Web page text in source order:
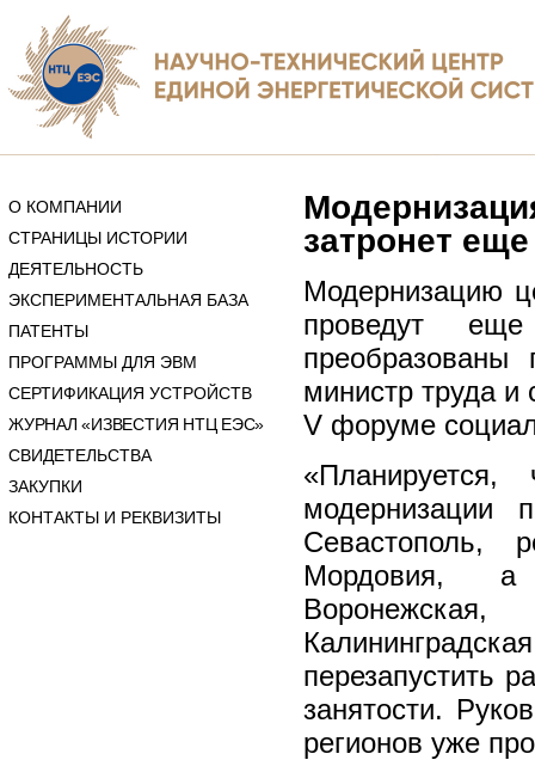
О КОМПАНИИ
СТРАНИЦЫ ИСТОРИИ
ДЕЯТЕЛЬНОСТЬ
ЭКСПЕРИМЕНТАЛЬНАЯ БАЗА
ПАТЕНТЫ
ПРОГРАММЫ ДЛЯ ЭВМ
СЕРТИФИКАЦИЯ УСТРОЙСТВ
ЖУРНАЛ «ИЗВЕСТИЯ НТЦ ЕЭС»
СВИДЕТЕЛЬСТВА
ЗАКУПКИ
КОНТАКТЫ И РЕКВИЗИТЫ
затронет
Модернизацию
проведут
министр труда
V форуме
модернизации
Севастополь,
Мордовия, а
перезапустить
занятости.
регионов уже